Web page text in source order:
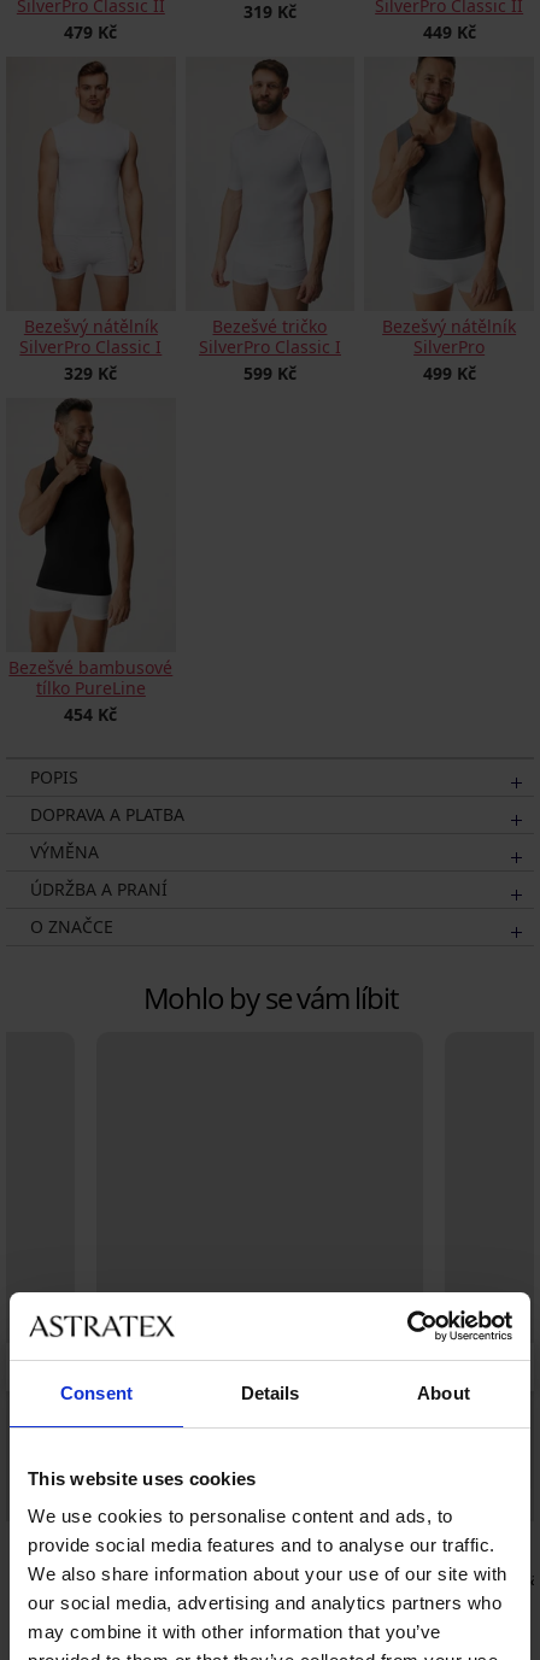
Consent Details About
This website uses cookies
We use cookies to personalise content and ads, to
provide social media features and to analyse our traffic.
We also share information about your use of our site with
our social media, advertising and analytics partners who
may combine it with other information that you’ve
SilverPro Classic II
479 Kč
319 Kč
SilverPro Classic II
449 Kč
Bezešvý nátělník
SilverPro Classic I
329 Kč
Bezešvé tričko
SilverPro Classic I
599 Kč
Bezešvý nátělník
SilverPro
499 Kč
Bezešvé bambusové
tílko PureLine
454 Kč
POPIS
DOPRAVA A PLATBA
VÝMĚNA
ÚDRŽBA A PRANÍ
O ZNAČCE
Mohlo by se vám líbit
4,8
4,9
Podprsenka Push Perfect Bardot
vyztužená
1 299 Kč
vyztužená